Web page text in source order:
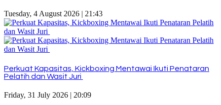
Tuesday, 4 August 2026 | 21:43
Perkuat Kapasitas, Kickboxing Mentawai Ikuti Penataran
Pelatih dan Wasit Juri
Friday, 31 July 2026 | 20:09